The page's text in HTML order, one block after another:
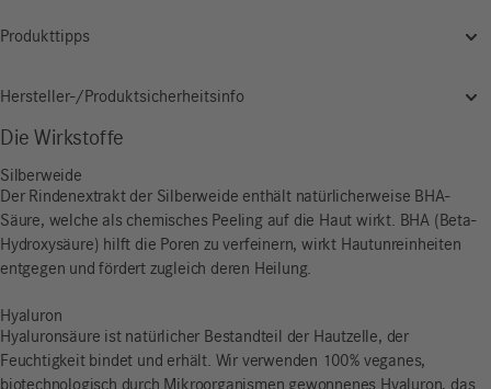
Produkttipps
Hersteller-/Produktsicherheitsinfo
Die Wirkstoffe
Silberweide
Der Rindenextraktder Silberweide enthält natürlicherweise BHA-
Säure, welche als chemisches Peeling auf die Hautwirkt. BHA (Beta-
Hydroxysäure) hilft die Poren zu verfeinern,wirkt Hautunreinheiten
entgegen undfördert zugleich deren Heilung.
Hyaluron
Hyaluronsäure ist natürlicher Bestandteil der Hautzelle, der
Feuchtigkeit bindet und erhält. Wir verwenden 100% veganes,